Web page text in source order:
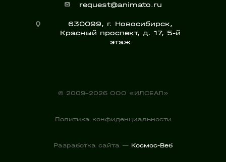
request@animato.ru
630099, г. Новосибирск,
Красный проспект, д. 17, 5-й
этаж
© 2009-2026 ООО «ИЛСЕАЛ»
Политика конфиденциальности
Разработка сайта — Космос-Веб